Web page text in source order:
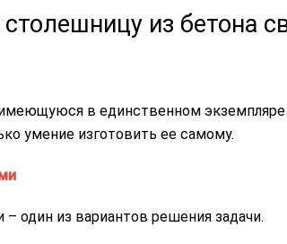
из бетона
в единственном
умение изготовить ее самому.
один из вариантов решения задачи.